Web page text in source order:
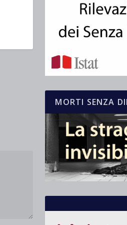
MORTI SENZA